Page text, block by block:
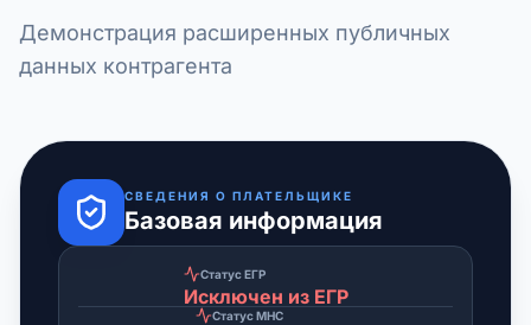
Демонстрация расширенных публичных
данных контрагента
СВЕДЕНИЯ О ПЛАТЕЛЬЩИКЕ
Базовая информация
Статус ЕГР
Исключен из ЕГР
Статус МНС